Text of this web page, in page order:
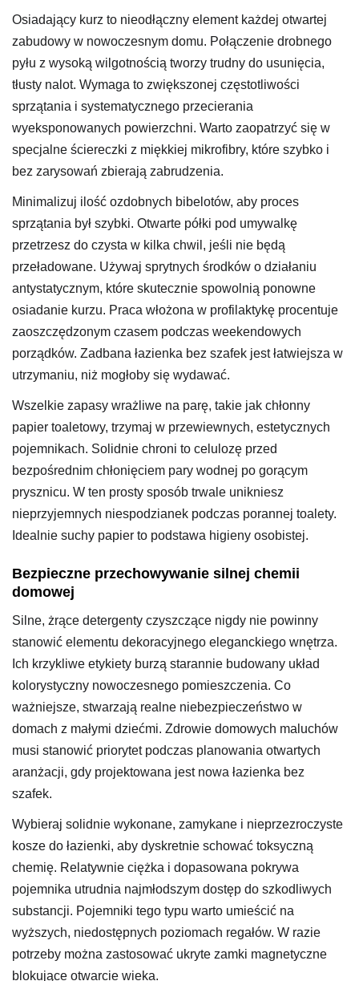
Osiadający kurz to nieodłączny element każdej otwartej
zabudowy w nowoczesnym domu. Połączenie drobnego
pyłu z wysoką wilgotnością tworzy trudny do usunięcia,
tłusty nalot. Wymaga to zwiększonej częstotliwości
sprzątania i systematycznego przecierania
wyeksponowanych powierzchni. Warto zaopatrzyć się w
specjalne ściereczki z miękkiej mikrofibry, które szybko i
bez zarysowań zbierają zabrudzenia.
Minimalizuj ilość ozdobnych bibelotów, aby proces
sprzątania był szybki. Otwarte półki pod umywalkę
przetrzesz do czysta w kilka chwil, jeśli nie będą
przeładowane. Używaj sprytnych środków o działaniu
antystatycznym, które skutecznie spowolnią ponowne
osiadanie kurzu. Praca włożona w profilaktykę procentuje
zaoszczędzonym czasem podczas weekendowych
porządków. Zadbana łazienka bez szafek jest łatwiejsza w
utrzymaniu, niż mogłoby się wydawać.
Wszelkie zapasy wrażliwe na parę, takie jak chłonny
papier toaletowy, trzymaj w przewiewnych, estetycznych
pojemnikach. Solidnie chroni to celulozę przed
bezpośrednim chłonięciem pary wodnej po gorącym
prysznicu. W ten prosty sposób trwale unikniesz
nieprzyjemnych niespodzianek podczas porannej toalety.
Idealnie suchy papier to podstawa higieny osobistej.
Bezpieczne przechowywanie silnej chemii
domowej
Silne, żrące detergenty czyszczące nigdy nie powinny
stanowić elementu dekoracyjnego eleganckiego wnętrza.
Ich krzykliwe etykiety burzą starannie budowany układ
kolorystyczny nowoczesnego pomieszczenia. Co
ważniejsze, stwarzają realne niebezpieczeństwo w
domach z małymi dziećmi. Zdrowie domowych maluchów
musi stanowić priorytet podczas planowania otwartych
aranżacji, gdy projektowana jest nowa łazienka bez
szafek.
Wybieraj solidnie wykonane, zamykane i nieprzezroczyste
kosze do łazienki, aby dyskretnie schować toksyczną
chemię. Relatywnie ciężka i dopasowana pokrywa
pojemnika utrudnia najmłodszym dostęp do szkodliwych
substancji. Pojemniki tego typu warto umieścić na
wyższych, niedostępnych poziomach regałów. W razie
potrzeby można zastosować ukryte zamki magnetyczne
blokujące otwarcie wieka.